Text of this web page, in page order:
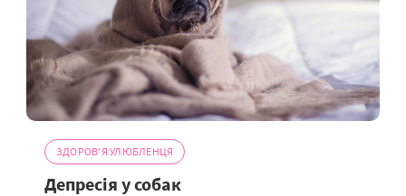
ЗДОРОВ'Я УЛЮБЛЕНЦЯ
Депресія у собак